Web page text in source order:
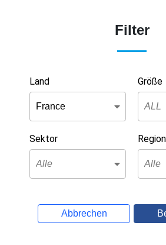
Filter
Land Größe
Sektor
Abbrechen